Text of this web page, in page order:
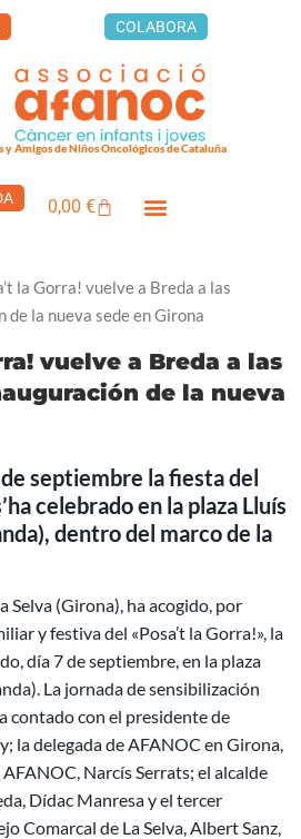
COLABORA
y Amigos de Niños Oncológicos de Cataluña
0,00€Carrito
la Gorra! vuelve a Breda a las
la nueva sede en Girona
vuelve a Breda a las
de la nueva
de septiembre la fiesta del
celebrado en la plaza Lluís
dentro del marco de la
Selva (Girona), ha acogido, por
y festiva del «Posa’t la Gorra!», la
día 7 de septiembre, en la plaza
La jornada de sensibilización
contado con el presidente de
la delegada de AFANOC en Girona,
Narcís Serrats; el alcalde
Dídac Manresa y el tercer
Comarcal de La Selva, Albert Sanz,